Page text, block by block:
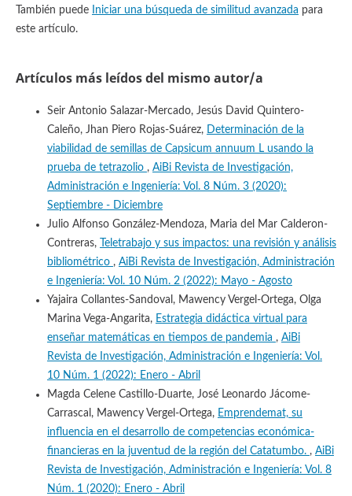
También puede Iniciar una búsqueda de similitud avanzada para
este artículo.
Artículos más leídos del mismo autor/a
Seir Antonio Salazar-Mercado, Jesús David Quintero-
Caleño, Jhan Piero Rojas-Suárez, Determinación de la
viabilidad de semillas de Capsicum annuum L usando la
prueba de tetrazolio , AiBi Revista de Investigación,
Administración e Ingeniería: Vol. 8 Núm. 3 (2020):
Septiembre - Diciembre
Julio Alfonso González-Mendoza, Maria del Mar Calderon-
Contreras,
Teletrabajo y sus impactos: una revisión y análisis
bibliométrico , AiBi Revista de Investigación, Administración
e Ingeniería: Vol. 10 Núm. 2 (2022): Mayo - Agosto
Yajaira Collantes-Sandoval, Mawency Vergel-Ortega, Olga
Marina Vega-Angarita, Estrategia didáctica virtual para
enseñar matemáticas en tiempos de pandemia , AiBi
Revista de Investigación, Administración e Ingeniería: Vol.
10 Núm. 1 (2022): Enero - Abril
Magda Celene Castillo-Duarte, José Leonardo Jácome-
Carrascal, Mawency Vergel-Ortega, Emprendemat, su
influencia en el desarrollo de competencias económica-
financieras en la juventud de la región del Catatumbo. , AiBi
Revista de Investigación, Administración e Ingeniería: Vol. 8
Núm. 1 (2020): Enero - Abril